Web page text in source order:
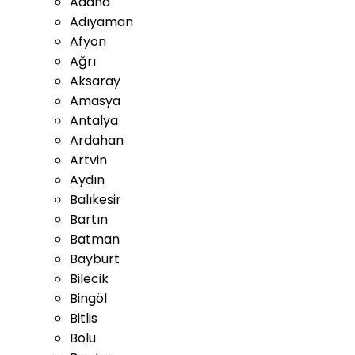
Adıyaman
Afyon
Ağrı
Aksaray
Amasya
Antalya
Ardahan
Artvin
Aydın
Balıkesir
Bartın
Batman
Bayburt
Bilecik
Bingöl
Bitlis
Bolu